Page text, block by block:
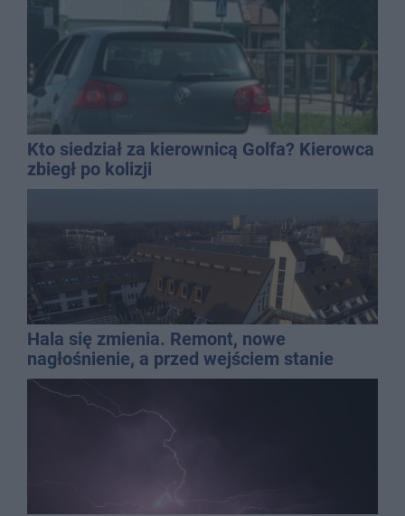
Kto siedział za kierownicą Golfa? Kierowca
zbiegł po kolizji
Hala się zmienia. Remont, nowe
nagłośnienie, a przed wejściem stanie
QEMETICA ARENA